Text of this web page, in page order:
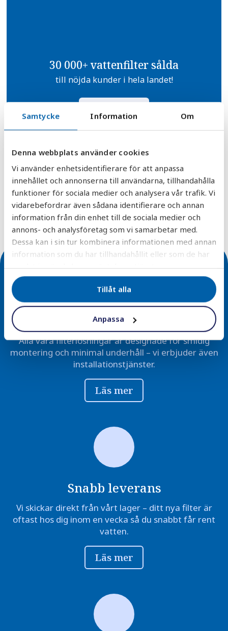
Samtycke Information Om
Denna webbplats använder cookies
Vi använder enhetsidentifierare för att anpassa
innehållet och annonserna till användarna, tillhandahålla
funktioner för sociala medier och analysera vår trafik. Vi
vidarebefordrar även sådana identifierare och annan
information från din enhet till de sociala medier och
annons- och analysföretag som vi samarbetar med.
Dessa kan i sin tur kombinera informationen med annan
information som du har tillhandahållit eller som de har
samlat in när du har använt deras tjänster.
Tillåt alla
Anpassa
30 000+ vattenfilter sålda
till nöjda kunder i hela landet!
Ackrediterad vattenanalys
Mikrobiologisk - Metaller - Kemisk - Radon
Vattenanalys
Enkel installation
Alla våra filterlösningar är designade för smidig
montering och minimal underhåll – vi erbjuder även
installationstjänster.
Läs mer
Snabb leverans
Vi skickar direkt från vårt lager – ditt nya filter är
oftast hos dig inom en vecka så du snabbt får rent
vatten.
Läs mer